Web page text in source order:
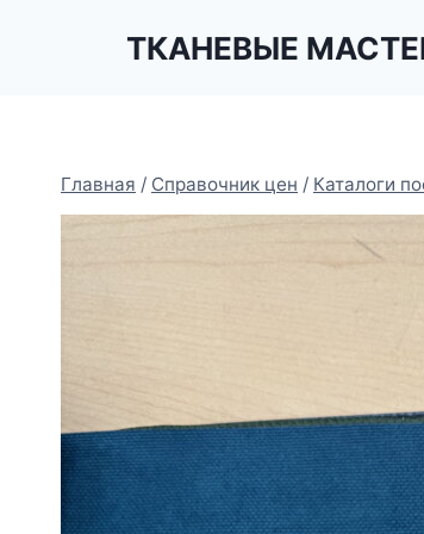
ТКАНЕВЫЕ
Главная / Справочник цен / Каталоги